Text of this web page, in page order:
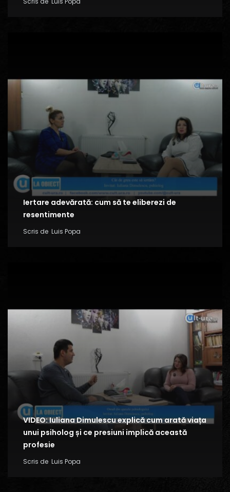
Iertare adevărată: cum să te eliberezi de
resentimente
Scris de Luis Popa
VIDEO: Iuliana Dimulescu explică cum arată viața
unui psiholog și ce presiuni implică această
profesie
Scris de Luis Popa